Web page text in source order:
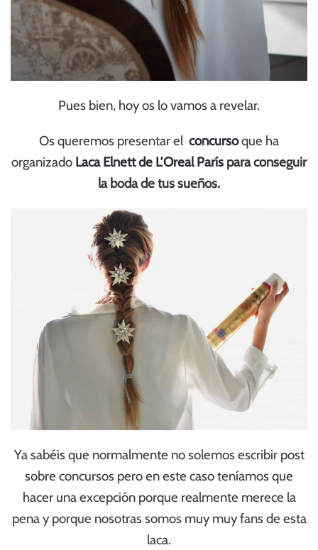
Pues bien, hoy os lo vamos a revelar.
Os queremos presentar el concursoque ha
organizado Laca Elnett de L’Oreal París para conseguir
la boda de tus sueños.
Ya sabéis que normalmente no solemos escribir post
sobre concursos pero en este caso teníamos que
hacer una excepción porque realmente merece la
pena y porque nosotras somos muy muy fans de esta
laca.